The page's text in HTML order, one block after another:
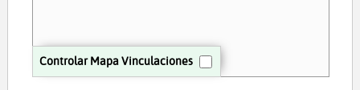
Controlar Mapa Vinculaciones